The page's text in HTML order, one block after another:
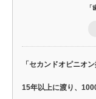
「セカンドオピニオ
15年以上に渡り、